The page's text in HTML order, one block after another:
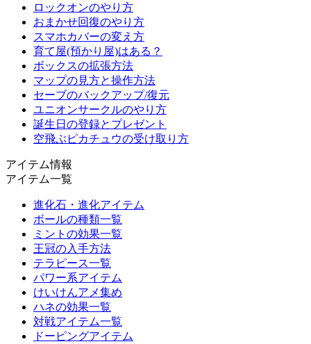
ロックオンのやり方
おまかせ回復のやり方
スマホカバーの変え方
育て屋(預かり屋)はある？
ボックスの拡張方法
マップの見方と操作方法
セーブのバックアップ/復元
ユニオンサークルのやり方
誕生日の登録とプレゼント
空飛ぶピカチュウの受け取り方
アイテム情報
アイテム一覧
進化石・進化アイテム
ボールの種類一覧
ミントの効果一覧
王冠の入手方法
テラピース一覧
パワー系アイテム
けいけんアメ集め
ハネの効果一覧
対戦アイテム一覧
ドーピングアイテム